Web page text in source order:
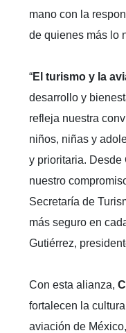
mano con la
de quienes más lo
“El turismo y la
desarrollo y
refleja nuestra
niños, niñas y
y prioritaria. Desde
nuestro
Secretaría de
más seguro en
Gutiérrez,
Con esta alianza,
fortalecen la
aviación de